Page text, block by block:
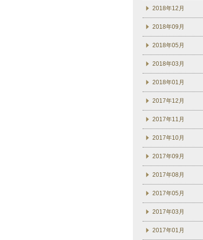
2018年12月
2018年09月
2018年05月
2018年03月
2018年01月
2017年12月
2017年11月
2017年10月
2017年09月
2017年08月
2017年05月
2017年03月
2017年01月